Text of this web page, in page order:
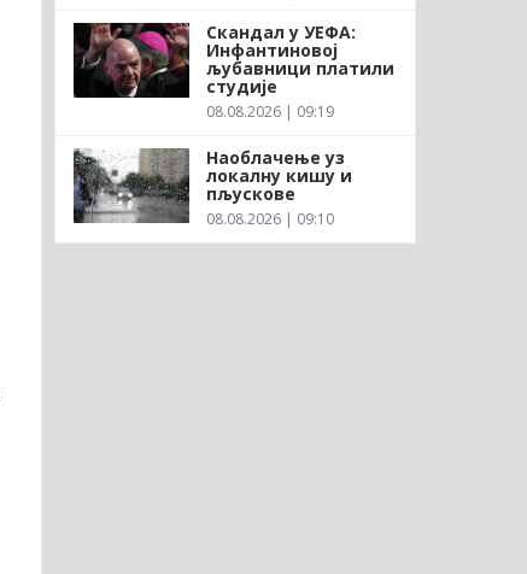
Скандал у УЕФА:
Инфантиновој
љубавници платили
студије
08.08.2026 | 09:19
Наоблачење уз
локалну кишу и
пљускове
08.08.2026 | 09:10